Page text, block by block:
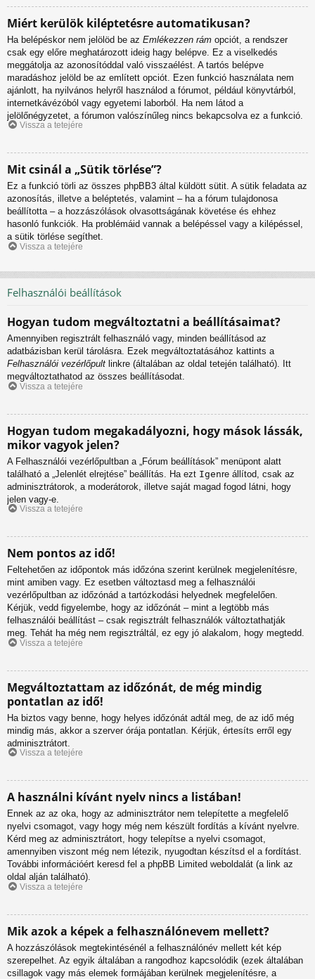
Miért kerülök kiléptetésre automatikusan?
Ha belépéskor nem jelölöd be az Emlékezzen rám opciót, a rendszer
csak egy előre meghatározott ideig hagy belépve. Ez a viselkedés
meggátolja az azonosítóddal való visszaélést. A tartós belépve
maradáshoz jelöld be az említett opciót. Ezen funkció használata nem
ajánlott, ha nyilvános helyről használod a fórumot, például könyvtárból,
internetkávézóból vagy egyetemi laborból. Ha nem látod a
jelölőnégyzetet, a fórumon valószínűleg nincs bekapcsolva ez a funkció.
Vissza a tetejére
Mit csinál a „Sütik törlése”?
Ez a funkció törli az összes phpBB3 által küldött sütit. A sütik feladata az
azonosítás, illetve a beléptetés, valamint – ha a fórum tulajdonosa
beállította – a hozzászólások olvasottságának követése és ehhez
hasonló funkciók. Ha problémáid vannak a belépéssel vagy a kilépéssel,
a sütik törlése segíthet.
Vissza a tetejére
Felhasználói beállítások
Hogyan tudom megváltoztatni a beállításaimat?
Amennyiben regisztrált felhasználó vagy, minden beállításod az
adatbázisban kerül tárolásra. Ezek megváltoztatásához kattints a
Felhasználói vezérlőpult linkre (általában az oldal tetején található). Itt
megváltoztathatod az összes beállításodat.
Vissza a tetejére
Hogyan tudom megakadályozni, hogy mások lássák,
mikor vagyok jelen?
A Felhasználói vezérlőpultban a „Fórum beállítások” menüpont alatt
található a „Jelenlét elrejtése” beállítás. Ha ezt Igenre állítod, csak az
adminisztrátorok, a moderátorok, illetve saját magad fogod látni, hogy
jelen vagy-e.
Vissza a tetejére
Nem pontos az idő!
Feltehetően az időpontok más időzóna szerint kerülnek megjelenítésre,
mint amiben vagy. Ez esetben változtasd meg a felhasználói
vezérlőpultban az időzónád a tartózkodási helyednek megfelelően.
Kérjük, vedd figyelembe, hogy az időzónát – mint a legtöbb más
felhasználói beállítást – csak regisztrált felhasználók változtathatják
meg. Tehát ha még nem regisztráltál, ez egy jó alakalom, hogy megtedd.
Vissza a tetejére
Megváltoztattam az időzónát, de még mindig
pontatlan az idő!
Ha biztos vagy benne, hogy helyes időzónát adtál meg, de az idő még
mindig más, akkor a szerver órája pontatlan. Kérjük, értesíts erről egy
adminisztrátort.
Vissza a tetejére
A használni kívánt nyelv nincs a listában!
Ennek az az oka, hogy az adminisztrátor nem telepítette a megfelelő
nyelvi csomagot, vagy hogy még nem készült fordítás a kívánt nyelvre.
Kérd meg az adminisztrátort, hogy telepítse a nyelvi csomagot,
amennyiben viszont még nem létezik, nyugodtan készítsd el a fordítást.
További információért keresd fel a phpBB Limited weboldalát (a link az
oldal alján található).
Vissza a tetejére
Mik azok a képek a felhasználónevem mellett?
A hozzászólások megtekintésénél a felhasználónév mellett két kép
szerepelhet. Az egyik általában a rangodhoz kapcsolódik (ezek általában
csillagok vagy más elemek formájában kerülnek megjelenítésre, a